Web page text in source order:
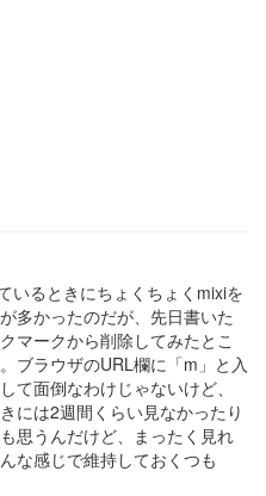
いるときにちょくちょくmixiを
多かったのだが、先日書いた
マークから削除してみたとこ
ブラウザのURL欄に「m」と入
て面倒なわけじゃないけど、
には2週間くらい見なかったり
思うんだけど、まったく見れ
な感じで維持しておくつも